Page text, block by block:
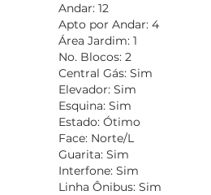
Andar: 12
Apto por Andar: 4
Área Jardim: 1
No. Blocos: 2
Central Gás: Sim
Elevador: Sim
Esquina: Sim
Estado: Ótimo
Face: Norte/L
Guarita: Sim
Interfone: Sim
Linha Ônibus: Sim